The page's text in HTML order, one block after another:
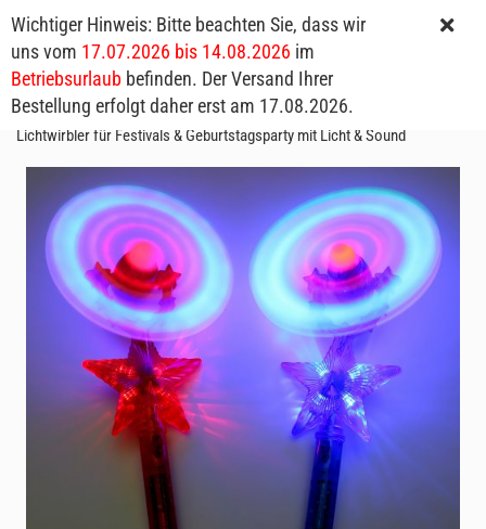
Wichtiger Hinweis: Bitte beachten Sie, dass wir
uns vom 17.07.2026 bis 14.08.2026 im
Betriebsurlaub befinden. Der Versand Ihrer
Bestellung erfolgt daher erst am 17.08.2026.
Leuchtender Rotorstab mit Stern 38cm I Leuchtstab LED Wirbler
Lichtwirbler für Festivals & Geburtstagsparty mit Licht & Sound